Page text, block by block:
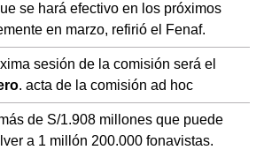
se hará efectivo en los próximos
en marzo, refirió el Fenaf.
sesión de la comisión será el
. acta de la comisión ad hoc
de S/1.908 millones que puede
a 1 millón 200.000 fonavistas.